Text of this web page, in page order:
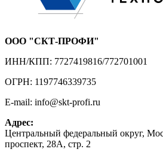
ООО "СКТ-ПРОФИ"
ИНН/КПП: 7727419816/772701001
ОГРН: 1197746339735
E-mail: info@skt-profi.ru
Адрес:
Центральный федеральный округ,
проспект, 28А, стр. 2